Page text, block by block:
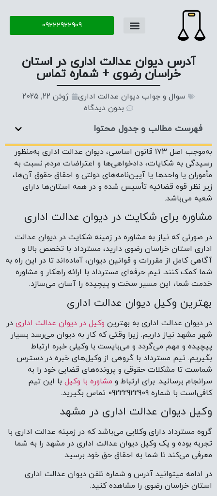
09222922909
آدرس دیوان عدالت اداری در استان
خراسان رضوی + شماره تماس
سوال و جواب دیوان عدالت اداری
ژوئن 22, 2025
بدون دیدگاه
فهرست مطالب و جدول محتوا
به‌موجب اصل ۱۷۳ قانون اساسی، دیوان عدالت اداری به‌منظور
رسیدگی به شکایات، دادخواهی‌ها و اعتراضات مردم نسبت به
مأموران یا واحدها یا آیین‌نامه‌های دولتی و احقاق حقوق آن‌ها،
زیر نظر قوه قضائیه تأسیس شده و در همه استان‌ها دارای
شعبه می‌باشد.
مشاوره برای شکایت در دیوان عدالت اداری
در صورتی که نیاز به مشاوره در زمینه شکایت در دیوان عدالت
اداری استان خراسان رضوی دارید، مسترداد با تخصص بالا و
آگاهی کامل از مقررات و قوانین دیوان، آماده‌اند تا در این راه به
شما کمک کنند. تیم حرفه‌ای مسترداد با ارائه راهکار و مشاوره‌
خدمت شما، این مسیر سخت و پیچیده را آسان می‌سازد.
بهترین وکیل دیوان عدالت اداری
در دیوان عدالت اداری به بهترین وکیل‌ در دیوان عدالت اداری در
شهر مشهد نیاز داریم. زیرا وقتی که کار به دیوان می‌رسد بسیار
پیچیده و مهم می‌گردد و می‌بایست با وکیلی خبره ارتباط
بگیریم. تیم مسترداد با گروهی از وکیل‌های خبره در دسترس
شماست تا مشکلات حقوقی و پرونده‌های قضایی خود را به
سرانجام برسانید. برای ارتباط و مشاوره با وکیل با این تیم
کافی‌است با شماره 09222922909 تماس بگیرید.
وکیل دیوان عدالت اداری در مشهد
گروه مسترداد دارای وکلایی می‌باشد که در زمینه عدالت اداری با
تجربه بوده و یک وکیل دیوان عدالت اداری در مشهد را به شما
معرفی می‌کند تا شما به احقاق حق خود برسید.
در ادامه میتوانید آدرس و شماره تلفن دیوان عدالت اداری
استان خراسان رضوی را مشاهده کنید.